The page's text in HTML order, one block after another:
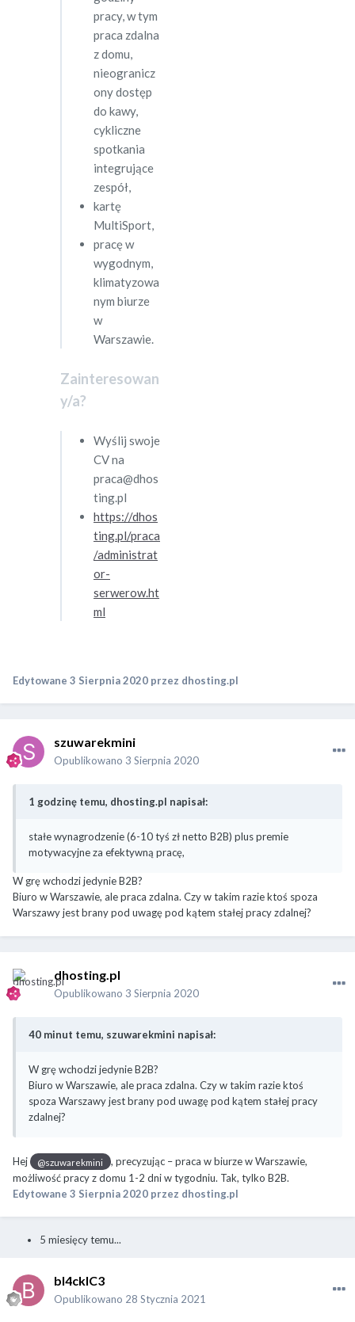
pracy, w tym
praca zdalna
z domu,
nieogranicz
ony dostęp
do kawy,
cykliczne
spotkania
integrujące
zespół,
kartę
MultiSport,
pracę w
wygodnym,
klimatyzowa
nym biurze
w
Warszawie.
Zainteresowan
y/a?
Wyślij swoje
CV na
praca@dhos
ting.pl
https://dhos
ting.pl/praca
/administrat
or-
serwerow.ht
ml
Edytowane 3 Sierpnia 2020 przez dhosting.pl
szuwarekmini
Opublikowano 3 Sierpnia 2020
1 godzinę temu, dhosting.pl napisał:
stałe wynagrodzenie (6-10 tyś zł netto B2B) plus premie
motywacyjne za efektywną pracę,
W grę wchodzi jedynie B2B?
Biuro w Warszawie, ale praca zdalna. Czy w takim razie ktoś spoza
Warszawy jest brany pod uwagę pod kątem stałej pracy zdalnej?
dhosting.pl
Opublikowano 3 Sierpnia 2020
40 minut temu, szuwarekmini napisał:
W grę wchodzi jedynie B2B?
Biuro w Warszawie, ale praca zdalna. Czy w takim razie ktoś
spoza Warszawy jest brany pod uwagę pod kątem stałej pracy
zdalnej?
Hej @szuwarekmini
, precyzując – praca w biurze w Warszawie,
możliwość pracy z domu 1-2 dni w tygodniu. Tak, tylko B2B.
Edytowane 3 Sierpnia 2020 przez dhosting.pl
5 miesięcy temu...
bl4ckIC3
Opublikowano 28 Stycznia 2021